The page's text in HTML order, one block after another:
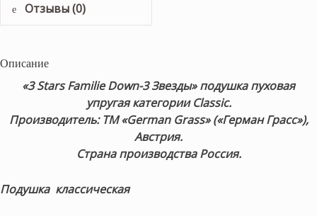
Отзывы (0)
Описание
«3 Stars Familie Down-3 Звезды» подушка пуховая
упругая категории Classic.
Производитель: ТМ «German Grass» («Герман Грасс»),
Австрия.
Страна производства Россия.
Подушка классическая